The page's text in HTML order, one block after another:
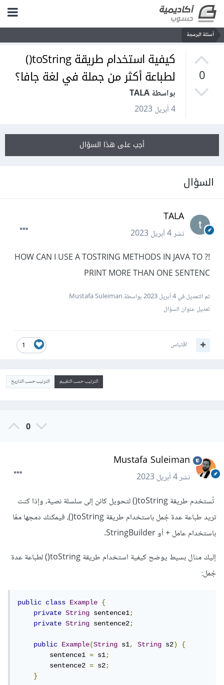
أسئلة البرمجة
0
كيفية استخدام طريقة toString()
لطباعة أكثر من جملة في لغة جافا؟
بواسطة TALA
4 أبريل 2023
أجب على هذا السؤال
السؤال
TALA
نشر4 أبريل 2023
!? HOW CAN I USE A TOSTRING METHODS IN JAVA TO
PRINT MORE THAN ONE SENTENC
تم التعديل في4 أبريل 2023
بواسطة Mustafa Suleiman
تعديل عنوان السؤال
1 اقتباس
الترتيب حسب التقييم الترتيب حسب التاريخ
0
Mustafa Suleiman
نشر4 أبريل 2023
تُستخدم طريقة toString() لتحويل كائن إلى سلسلة نصية، وإذا كنت
تريد طباعة عدة جُمل باستخدام طريقة toString()، فيمكنك دمجها معًا
باستخدام عامل + أو StringBuilder.
إليك مثال بسيط يوضح كيفية استخدام طريقة toString() لطباعة عدة
جُمل:
public class Example
{
private
String sentence1;
private
String sentence2;
public Example(String s1, String s2)
{
        sentence1
= s1;
        sentence2
= s2;
}